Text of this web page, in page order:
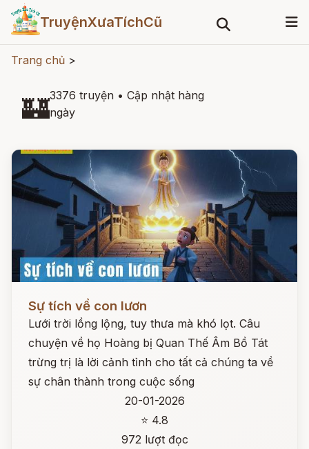
TruyệnXưaTíchCũ
Trang chủ >
🏰3376 truyện • Cập nhật hàng
ngày
Sự tích về con lươn
Lưới trời lồng lộng, tuy thưa mà khó lọt. Câu
chuyện về họ Hoàng bị Quan Thế Âm Bồ Tát
trừng trị là lời cảnh tỉnh cho tất cả chúng ta về
sự chân thành trong cuộc sống
20-01-2026
⭐ 4.8
972 lượt đọc